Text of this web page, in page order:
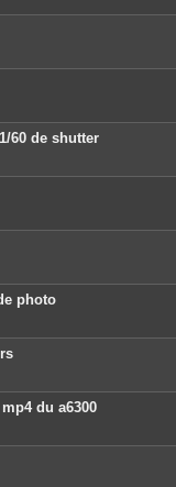
60 de shutter
photo
du a6300